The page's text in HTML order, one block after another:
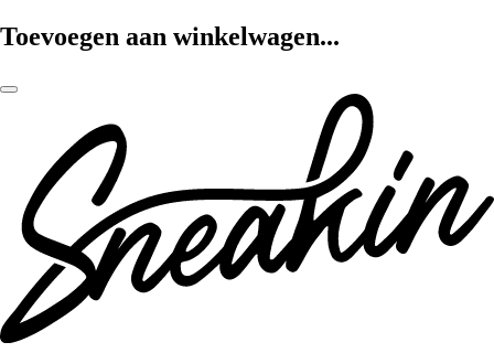
Toevoegen aan winkelwagen...